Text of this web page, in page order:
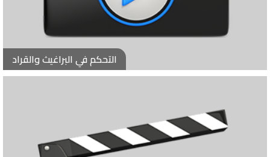
التحكم في البراغيث والقراد